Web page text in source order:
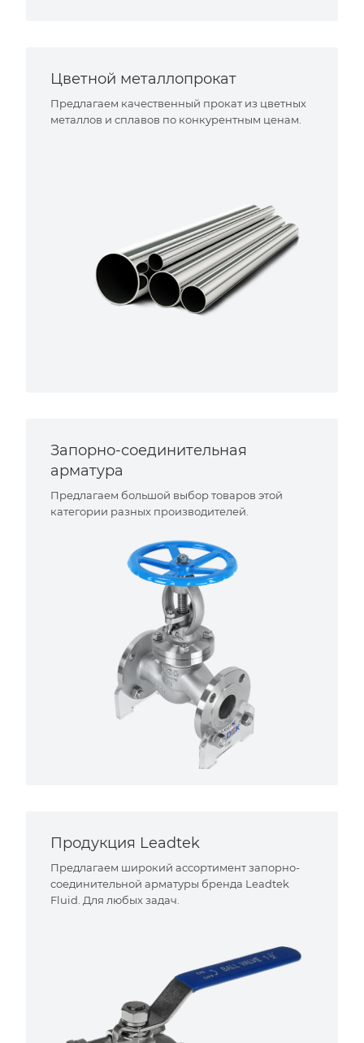
Цветной металлопрокат
Предлагаем качественный прокат из цветных
металлов и сплавов по конкурентным ценам.
Запорно-соединительная
арматура
Предлагаем большой выбор товаров этой
категории разных производителей.
Продукция Leadtek
Предлагаем широкий ассортимент запорно-
соединительной арматуры бренда Leadtek
Fluid. Для любых задач.